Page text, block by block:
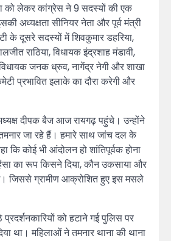
को लेकर कांग्रेस ने 9 सदस्यों की एक
अध्यक्षता सीनियर नेता और पूर्व मंत्री
के दूसरे सदस्यों में शिवकुमार डहरिया,
राठिया, विधायक इंद्रशाह मंडावी,
जनक ध्रुव, नागेंद्र नेगी और शाखा
प्रभावित इलाके का दौरा करेगी और
दीपक बैज आज रायगढ़ पहुंचे। उन्होंने
जा रहे हैं। हमारे साथ जांच दल के
कोई भी आंदोलन हो शांतिपूर्वक होना
का रूप किसने दिया, कौन उकसाया और
जिससे ग्रामीण आक्रोशित हुए इस मसले
को हटाने गई पुलिस पर
था। महिलाओं ने तमनार थाना की थाना